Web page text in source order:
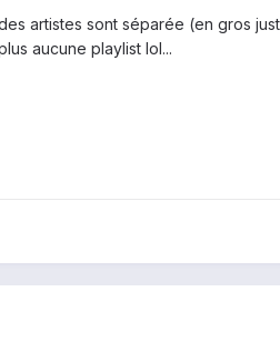
artistes sont séparée (en gros
aucune playlist lol...